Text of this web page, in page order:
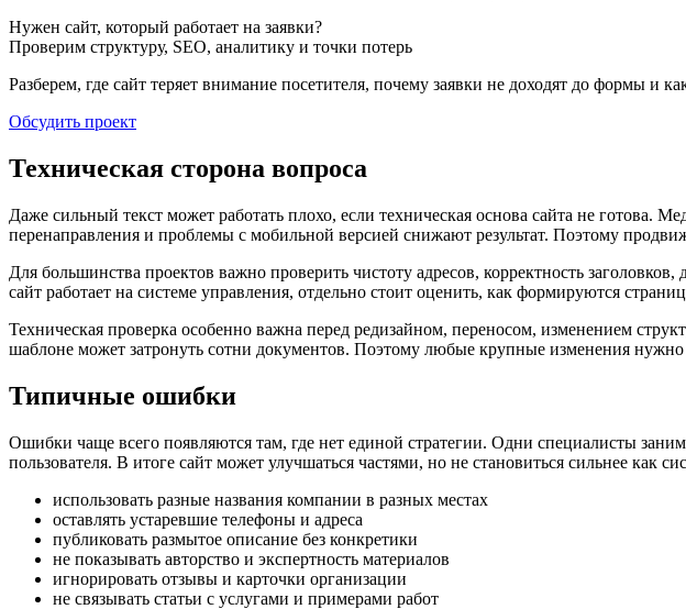
Нужен сайт, который работает на заявки?
Проверим структуру, SEO, аналитику и точки потерь
Разберем, где сайт теряет внимание посетителя, почему заявки не доходят до формы и
Обсудить проект
Техническая сторона вопроса
Даже сильный текст может работать плохо, если техническая основа сайта не готова.
перенаправления и проблемы с мобильной версией снижают результат. Поэтому
Для большинства проектов важно проверить чистоту адресов, корректность
сайт работает на системе управления, отдельно стоит оценить, как формируются
Техническая проверка особенно важна перед редизайном, переносом, изменением
шаблоне может затронуть сотни документов. Поэтому любые крупные изменения
Типичные ошибки
Ошибки чаще всего появляются там, где нет единой стратегии. Одни специалисты
пользователя. В итоге сайт может улучшаться частями, но не становиться сильнее как
использовать разные названия компании в разных местах
оставлять устаревшие телефоны и адреса
публиковать размытое описание без конкретики
не показывать авторство и экспертность материалов
игнорировать отзывы и карточки организации
не связывать статьи с услугами и примерами работ